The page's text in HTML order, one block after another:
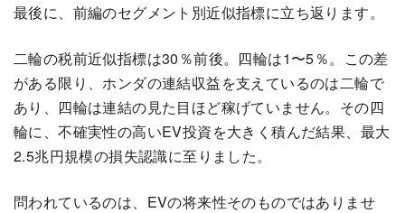
最後に、前編のセグメント別近似指標に立ち返ります。
二輪の税前近似指標は30％前後。四輪は1〜5％。この差
がある限り、ホンダの連結収益を支えているのは二輪で
あり、四輪は連結の見た目ほど稼げていません。その四
輪に、不確実性の高いEV投資を大きく積んだ結果、最大
2.5兆円規模の損失認識に至りました。
問われているのは、EVの将来性そのものではありませ